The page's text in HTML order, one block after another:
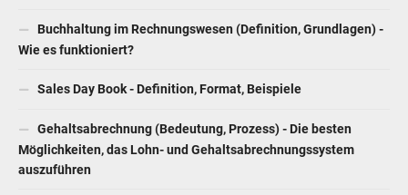
Buchhaltung im Rechnungswesen (Definition, Grundlagen) -
Wie es funktioniert?
Sales Day Book - Definition, Format, Beispiele
Gehaltsabrechnung (Bedeutung, Prozess) - Die besten
Möglichkeiten, das Lohn- und Gehaltsabrechnungssystem
auszuführen